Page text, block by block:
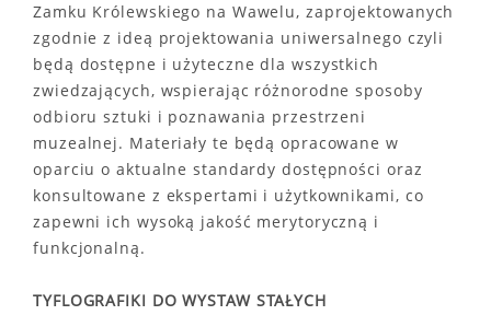
Zamku Królewskiego na Wawelu, zaprojektowanych
zgodnie z ideą projektowania uniwersalnego czyli
będą dostępne i użyteczne dla wszystkich
zwiedzających, wspierając różnorodne sposoby
odbioru sztuki i poznawania przestrzeni
muzealnej. Materiały te będą opracowane w
oparciu o aktualne standardy dostępności oraz
konsultowane z ekspertami i użytkownikami, co
zapewni ich wysoką jakość merytoryczną i
funkcjonalną.
TYFLOGRAFIKI DO WYSTAW STAŁYCH